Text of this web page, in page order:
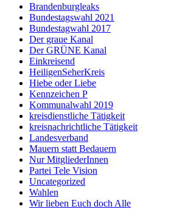
Brandenburgleaks
Bundestagswahl 2021
Bundestagwahl 2017
Der graue Kanal
Der GRÜNE Kanal
Einkreisend
HeiligenSeherKreis
Hiebe oder Liebe
Kennzeichen P
Kommunalwahl 2019
kreisdienstliche Tätigkeit
kreisnachrichtliche Tätigkeit
Landesverband
Mauern statt Bedauern
Nur MitgliederInnen
Partei Tele Vision
Uncategorized
Wahlen
Wir lieben Euch doch Alle